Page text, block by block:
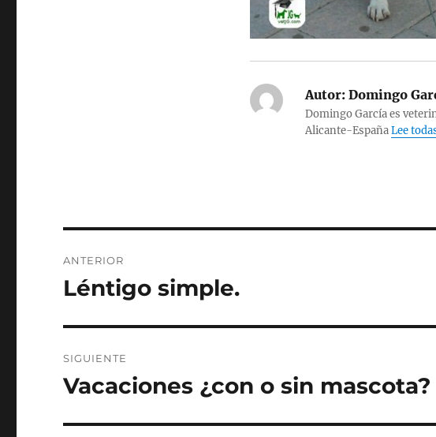
Autor:Domingo
Domingo García es
Alicante-EspañaLee
de
ANTERIOR
Entrada
Léntigo simple.
SIGUIENTE
Entrada
Vacaciones ¿con o sin mascota?